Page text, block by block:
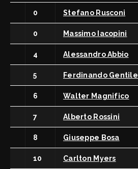
0 Stefano Rusconi
0 Massimo Iacopini
4 Alessandro Abbio
5 Ferdinando Gentile
6 Walter Magnifico
7 Alberto Rossini
8 Giuseppe Bosa
10 Carlton Myers